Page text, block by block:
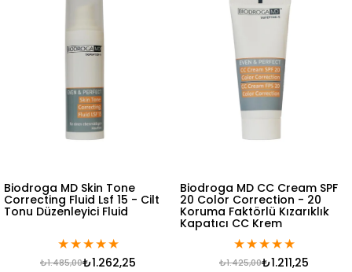
Biodroga MD Skin Tone
Correcting Fluid Lsf 15 - Cilt
Tonu Düzenleyici Fluid
★★★★★
₺1.262,25
₺1.485,00
Biodroga MD CC Cream SPF
20 Color Correction - 20
Koruma Faktörlü Kızarıklık
Kapatıcı CC Krem
★★★★★
₺1.211,25
₺1.425,00